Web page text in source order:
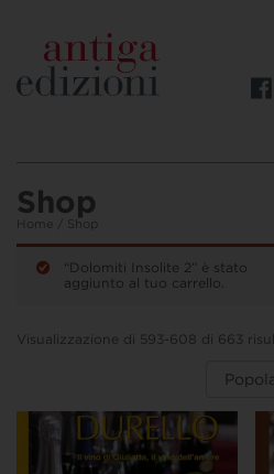
Shop
Home / Shop
“Dolomiti Insolite 2” è stato
aggiunto al tuo carrello.
Visualizzazione di 593-608 di 663